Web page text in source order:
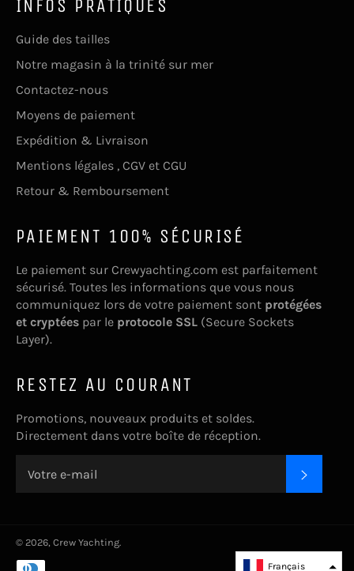
INFOS PRATIQUES
Guide des tailles
Notre magasin à la trinité sur mer
Contactez-nous
Moyens de paiement
Expédition & Livraison
Mentions légales , CGV et CGU
Retour & Remboursement
PAIEMENT 100% SÉCURISÉ
Le paiement sur Crewyachting.com est parfaitement
sécurisé. Toutes les informations que vous nous
communiquez lors de votre paiement sont protégées
et cryptées par le protocole SSL (Secure Sockets
Layer).
RESTEZ AU COURANT
Promotions, nouveaux produits et soldes.
Directement dans votre boîte de réception.
© 2026, Crew Yachting.
Moyens
Français